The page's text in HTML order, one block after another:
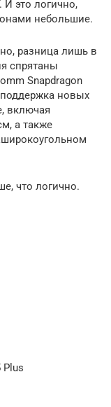
И это логично,
небольшие.
разница лишь в
спрятаны
Snapdragon
поддержка новых
включая
а также
что логично.
Plus